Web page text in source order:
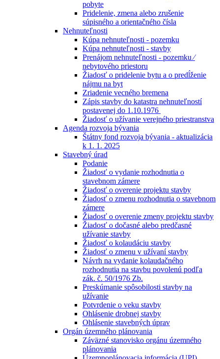
pobyte
Pridelenie, zmena alebo zrušenie
súpisného a orientačného čísla
Nehnuteľnosti
Kúpa nehnuteľnosti - pozemku
Kúpa nehnuteľnosti - stavby
Prenájom nehnuteľnosti - pozemku ⁄
nebytového priestoru
Žiadosť o pridelenie bytu a o predĺženie
nájmu na byt
Zriadenie vecného bremena
Zápis stavby do katastra nehnuteľností
postavenej do 1.10.1976
Žiadosť o užívanie verejného priestranstva
Agenda rozvoja bývania
Štátny fond rozvoja bývania - aktualizácia
k 1. 1. 2025
Stavebný úrad
Podanie
Žiadosť o vydanie rozhodnutia o
stavebnom zámere
Žiadosť o overenie projektu stavby
Žiadosť o zmenu rozhodnutia o stavebnom
zámere
Žiadosť o overenie zmeny projektu stavby
Žiadosť o dočasné alebo predčasné
užívanie stavby
Žiadosť o kolaudáciu stavby
Žiadosť o zmenu v užívaní stavby
Návrh na vydanie kolaudačného
rozhodnutia na stavbu povolenú podľa
zák. č. 50/1976 Zb.
Preskúmanie spôsobilosti stavby na
užívanie
Potvrdenie o veku stavby
Ohlásenie drobnej stavby
Ohlásenie stavebných úprav
Orgán územného plánovania
Záväzné stanovisko orgánu územného
plánovania